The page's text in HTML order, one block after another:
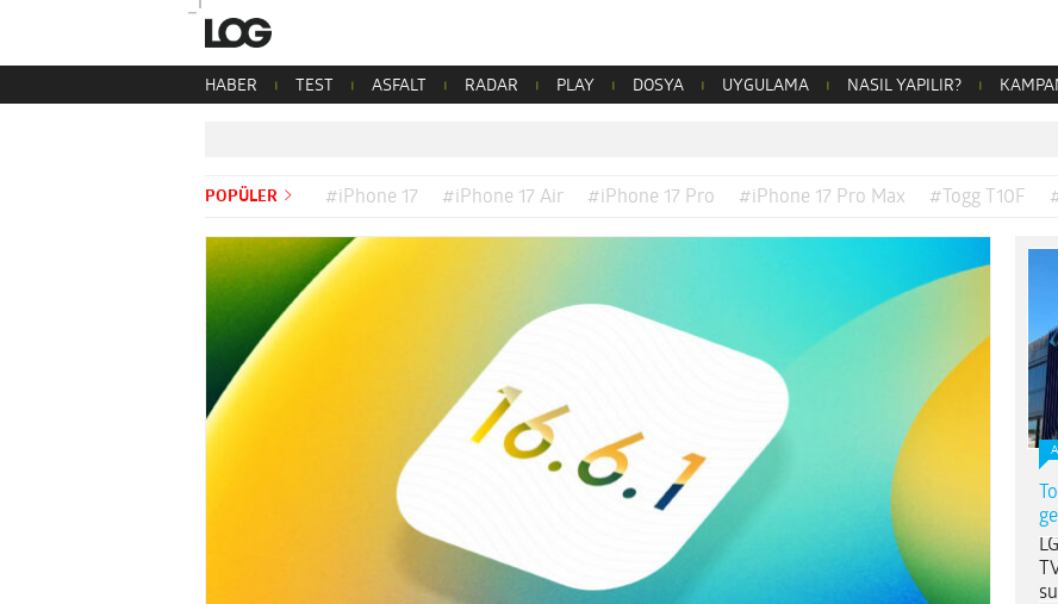
HABER TEST ASFALT RADAR PLAY DOSYA UYGULAMA NASIL YAPILIR?
POPÜLER #iPhone 17 #iPhone 17 Air #iPhone 17 Pro #iPhone 17 Pro Max #Togg T10F